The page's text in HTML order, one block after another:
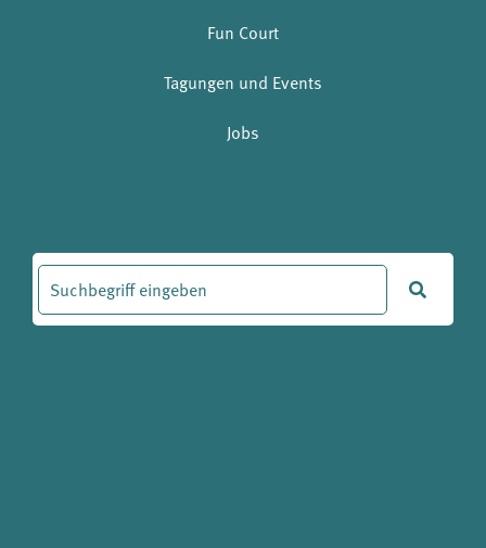
Fun Court
Tagungen und Events
Jobs